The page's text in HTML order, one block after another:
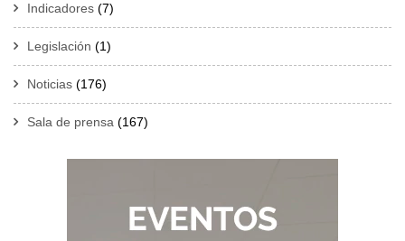
Indicadores (7)
Legislación (1)
Noticias (176)
Sala de prensa (167)